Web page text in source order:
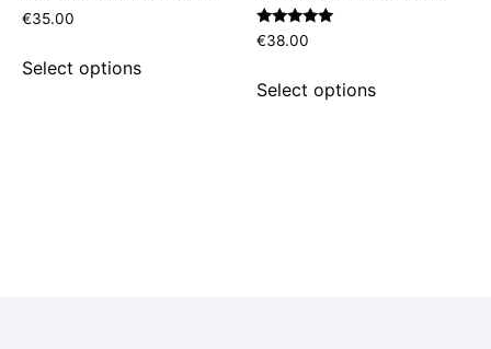
€35.00
Select options
Bewertet
mit
€38.00
Select options